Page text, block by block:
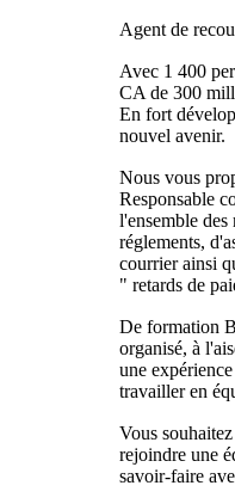
Agent de
Avec 1 400
CA de 300
En fort
nouvel avenir.
Nous vous
Responsable
l'ensemble
réglements,
courrier ainsi
" retards de
De formation
organisé, à
une
travailler en
Vous
rejoindre une
savoir-faire